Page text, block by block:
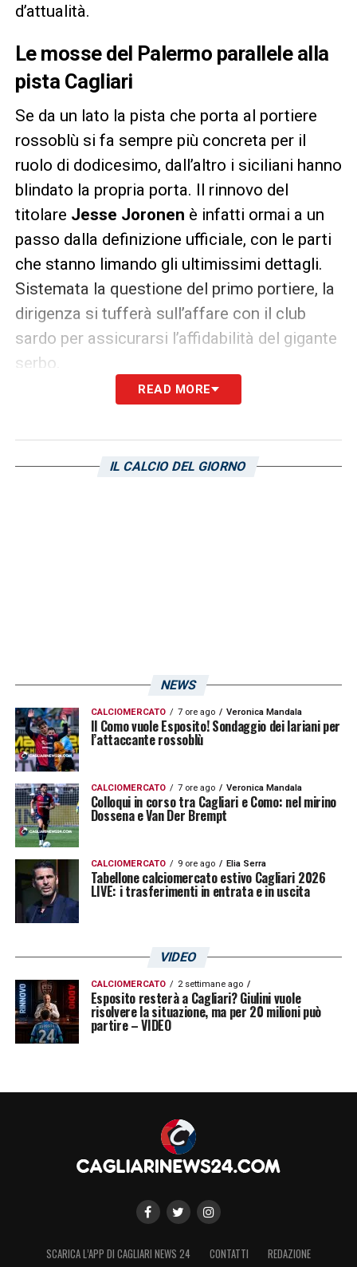
d’attualità.
Le mosse del Palermo parallele alla
pista Cagliari
Se da un lato la pista che porta al portiere
rossoblù si fa sempre più concreta per il
ruolo di dodicesimo, dall’altro i siciliani hanno
blindato la propria porta. Il rinnovo del
titolare Jesse Joronen è infatti ormai a un
passo dalla definizione ufficiale, con le parti
che stanno limando gli ultimissimi dettagli.
Sistemata la questione del primo portiere, la
dirigenza si tufferà sull’affare con il club
sardo per assicurarsi l’affidabilità del gigante
serbo.
READ MORE
IL CALCIO DEL GIORNO
NEWS
CALCIOMERCATO 7 ore ago Veronica Mandala
Il Como vuole Esposito! Sondaggio dei lariani per
l’attaccante rossoblù
CALCIOMERCATO 7 ore ago Veronica Mandala
Colloqui in corso tra Cagliari e Como: nel mirino
Dossena e Van Der Brempt
CALCIOMERCATO 9 ore ago Elia Serra
Tabellone calciomercato estivo Cagliari 2026
LIVE: i trasferimenti in entrata e in uscita
VIDEO
CALCIOMERCATO 2 settimane ago
Esposito resterà a Cagliari? Giulini vuole
risolvere la situazione, ma per 20 milioni può
partire – VIDEO
SCARICA L’APP DI CAGLIARI NEWS 24 CONTATTI
REDAZIONE